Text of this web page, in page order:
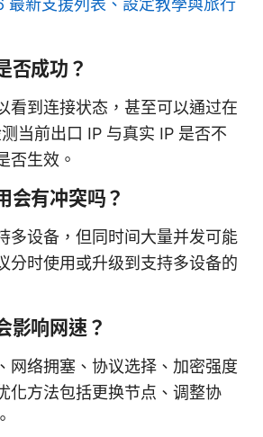
否成功？
看到连接状态，甚至可以通过在
当前出口 IP 与真实 IP 是否不
否生效。
会有冲突吗？
多设备，但同时间大量并发可能
分时使用或升级到支持多设备的
影响网速？
网络拥塞、协议选择、加密强度
化方法包括更换节点、调整协